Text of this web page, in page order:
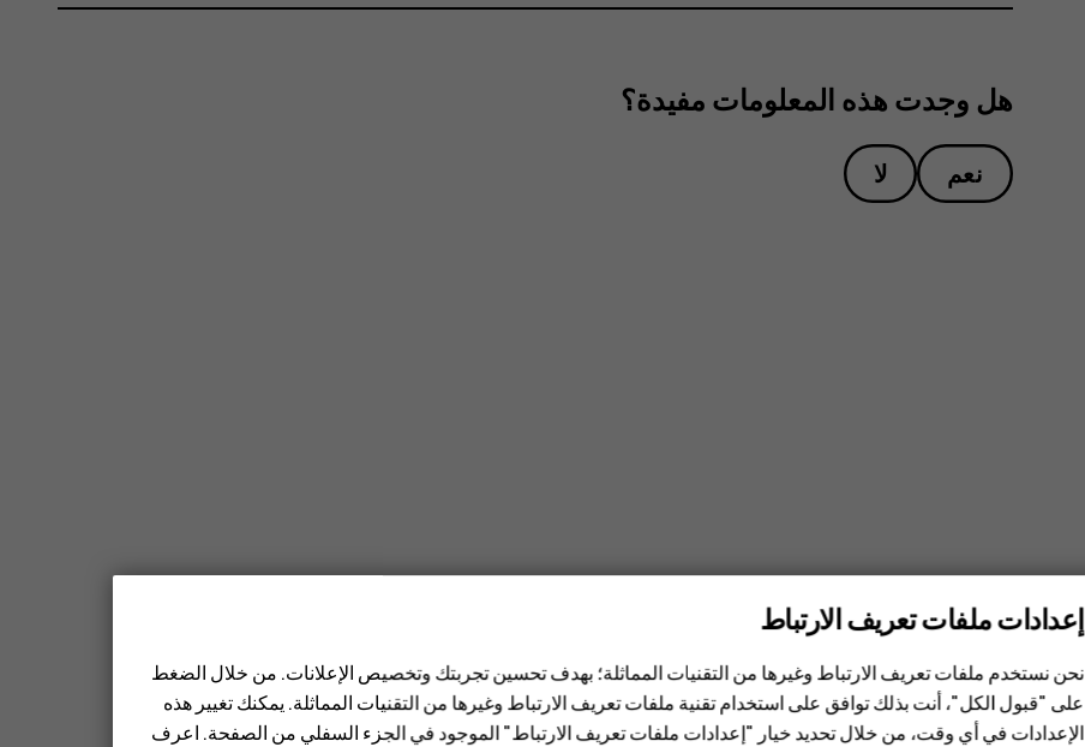
هل وجدت هذه المعلومات مفيدة؟
نعم لا
إعدادات ملفات تعريف الارتباط
نحن نستخدم ملفات تعريف الارتباط وغيرها من التقنيات المماثلة؛ بهدف تحسين تجربتك وتخصيص الإعلانات. من خلال الضغط
على "قبول الكل"، أنت بذلك توافق على استخدام تقنية ملفات تعريف الارتباط وغيرها من التقنيات المماثلة. يمكنك تغيير هذه
الإعدادات في أي وقت، من خلال تحديد خيار "إعدادات ملفات تعريف الارتباط" الموجود في الجزء السفلي من الصفحة. اعرف